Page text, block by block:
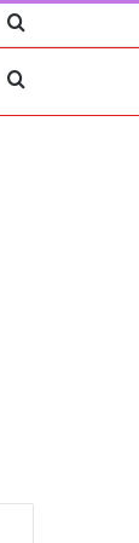
Cari
Cari